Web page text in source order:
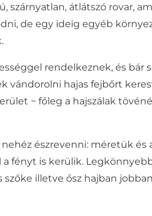
szárnyatlan, átlátszó rovar,
de egy ideig egyéb
rendelkeznek, és bár
vándorolni hajas fejbőrt
− főleg a hajszálak
észrevenni: méretük és
fényt is kerülik.
szőke illetve ősz hajban